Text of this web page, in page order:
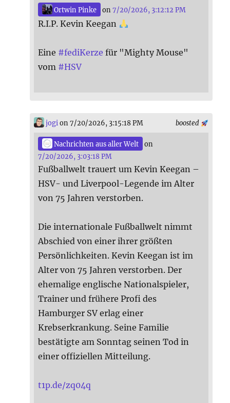
Ortwin Pinke on7/20/2026, 3:12:12 PM
R.I.P. Kevin Keegan
Eine #fediKerze für "Mighty Mouse"
vom #HSV
boosted
jogion 7/20/2026, 3:15:18 PM
Nachrichten aus aller Welt
on
7/20/2026, 3:03:18 PM
Fußballwelt trauert um Kevin Keegan –
HSV- und Liverpool-Legende im Alter
von 75 Jahren verstorben.
Die internationale Fußballwelt nimmt
Abschied von einer ihrer größten
Persönlichkeiten. Kevin Keegan ist im
Alter von 75 Jahren verstorben. Der
ehemalige englische Nationalspieler,
Trainer und frühere Profi des
Hamburger SV erlag einer
Krebserkrankung. Seine Familie
bestätigte am Sonntag seinen Tod in
einer offiziellen Mitteilung.
t1p.de/zq04q